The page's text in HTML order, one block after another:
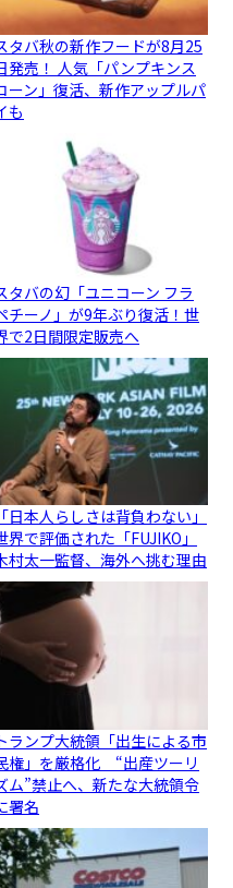
タバ秋の新作フードが8月25
発売！ 人気「パンプキンス
ーン」復活、新作アップルパ
も
タバの幻「ユニコーン フラ
チーノ」が9年ぶり復活！世
で2日間限定販売へ
「日本人らしさは背負わない」
界で評価された「FUJIKO」
村太一監督、海外へ挑む理由
ランプ大統領「出生による市
権」を厳格化 “出産ツーリ
ム”禁止へ、新たな大統領令
署名